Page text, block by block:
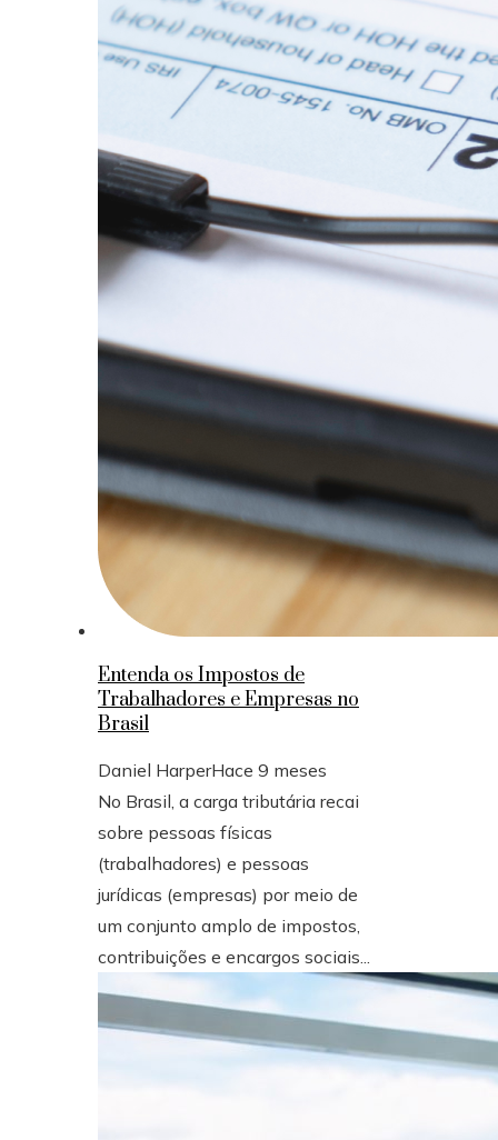
Entenda os Impostos de
Trabalhadores e Empresas no
Brasil
Daniel HarperHace 9 meses
No Brasil, a carga tributária recai
sobre pessoas físicas
(trabalhadores) e pessoas
jurídicas (empresas) por meio de
um conjunto amplo de impostos,
contribuições e encargos sociais...